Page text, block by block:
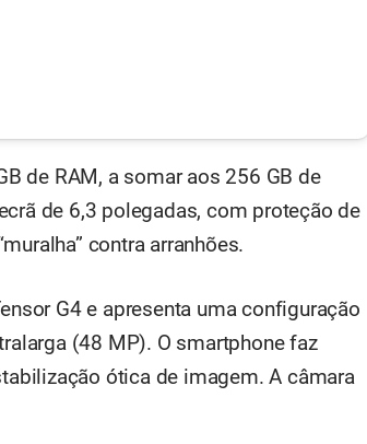
de RAM, a somar aos 256 GB de
de 6,3 polegadas, com proteção de
contra arranhões.
G4 e apresenta uma configuração
(48 MP). O smartphone faz
ótica de imagem. A câmara